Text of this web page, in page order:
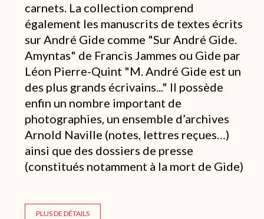
carnets. La collection comprend
également les manuscrits de textes écrits
sur André Gide comme "Sur André Gide.
Amyntas" de Francis Jammes ou Gide par
Léon Pierre-Quint "M. André Gide est un
des plus grands écrivains..." Il possède
enfin un nombre important de
photographies, un ensemble d’archives
Arnold Naville (notes, lettres reçues…)
ainsi que des dossiers de presse
(constitués notamment à la mort de Gide)
PLUS DE DÉTAILS